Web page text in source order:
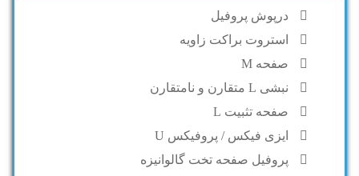
درپوش پروفیل
استروت براکت زاویه
صفحه M
نبشی L متقارن و نامتقارن
صفحه تثبیت L
ایزی فیکس / پروفیکس U
پروفیل صفحه تخت گالوانیزه